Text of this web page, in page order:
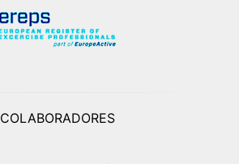
COLABORADORES